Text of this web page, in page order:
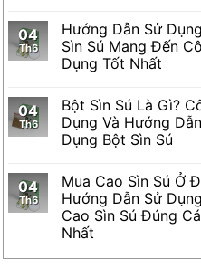
04
Th6
Hướng Dẫn Sử
Sìn Sú Mang Đến
Dụng Tốt Nhất
04
Th6
Bột Sìn Sú Là Gì?
Dụng Và Hướng
Dụng Bột Sìn Sú
04
Th6
Mua Cao Sìn Sú Ở
Hướng Dẫn Sử Dụng
Cao Sìn Sú Đúng
Nhất